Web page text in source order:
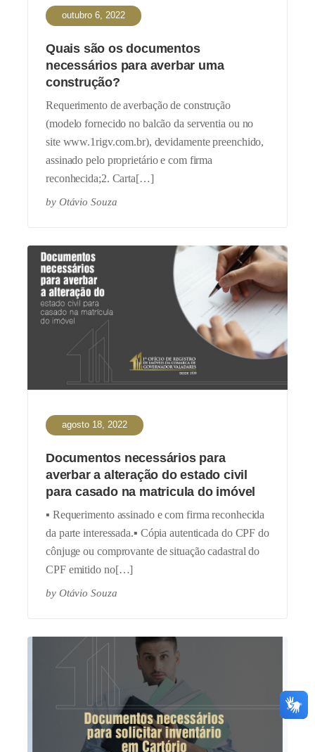
outubro 6, 2022
Quais são os documentos
necessários para averbar uma
construção?
Requerimento de averbação de construção
(modelo fornecido no balcão da serventia ou no
site www.1rigv.com.br), devidamente preenchido,
assinado pelo proprietário e com firma
reconhecida;2. Carta[…]
by Otávio Souza
agosto 18, 2022
Documentos necessários para
averbar a alteração do estado civil
para casado na matricula do imóvel
▪️ Requerimento assinado e com firma reconhecida
da parte interessada.▪️ Cópia autenticada do CPF do
cônjuge ou comprovante de situação cadastral do
CPF emitido no[…]
by Otávio Souza